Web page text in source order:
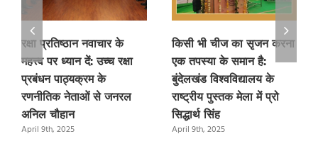
रक्षा प्रतिष्ठान नवाचार के
महत्त्व पर ध्यान दें: उच्च रक्षा
प्रबंधन पाठ्यक्रम के
रणनीतिक नेताओं से जनरल
अनिल चौहान
April 9th, 2025
किसी भी चीज का सृजन करना
एक तपस्या के समान है:
बुंदेलखंड विश्वविद्यालय के
राष्ट्रीय पुस्तक मेला में प्रो
सिद्धार्थ सिंह
April 9th, 2025